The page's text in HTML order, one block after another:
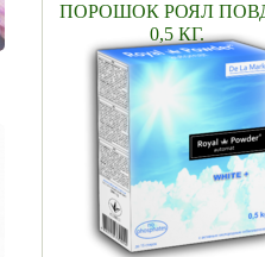
ПОРОШОК РОЯЛ
0,5 КГ.